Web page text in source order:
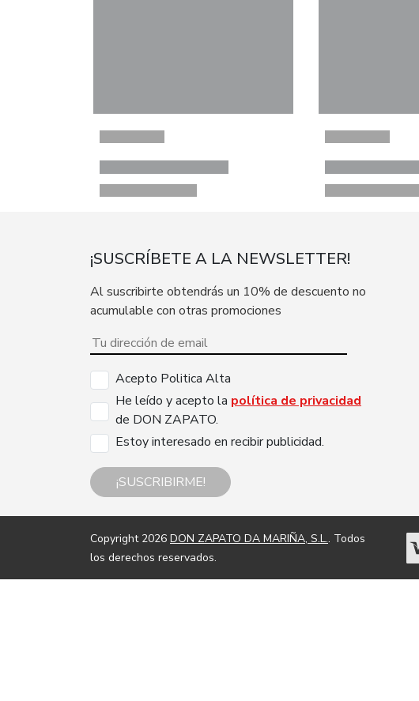
¡SUSCRÍBETE A LA NEWSLETTER!
Al suscribirte obtendrás un 10% de descuento no
acumulable con otras promociones
Acepto Politica Alta
He leído y acepto la política de privacidad
de DON ZAPATO.
Estoy interesado en recibir publicidad.
¡SUSCRIBIRME!
Copyright 2026 DON ZAPATO DA MARIÑA, S.L.. Todos
los derechos reservados.